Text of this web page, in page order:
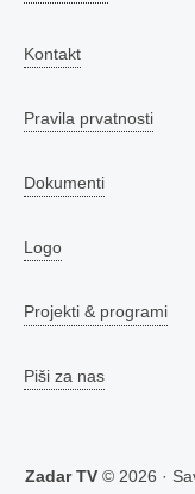
Kontakt
Pravila prvatnosti
Dokumenti
Logo
Projekti & programi
Piši za nas
Zadar TV © 2026 ·